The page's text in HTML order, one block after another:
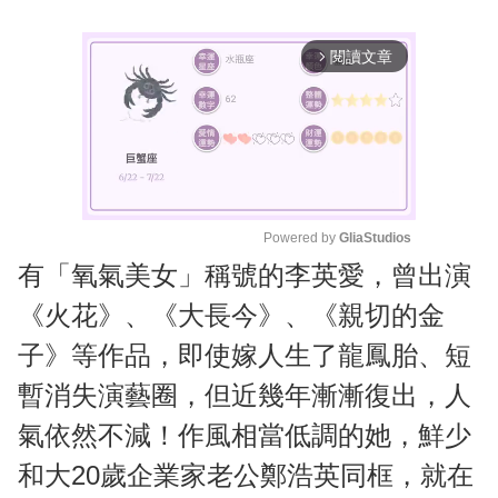
arrow_forward_ios 閱讀文章
M
u
t
e
Powered by GliaStudios
有「氧氣美女」稱號的李英愛，曾出演
《火花》、《大長今》、《親切的金
子》等作品，即使嫁人生了龍鳳胎、短
暫消失演藝圈，但近幾年漸漸復出，人
氣依然不減！作風相當低調的她，鮮少
和大20歲企業家老公鄭浩英同框，就在